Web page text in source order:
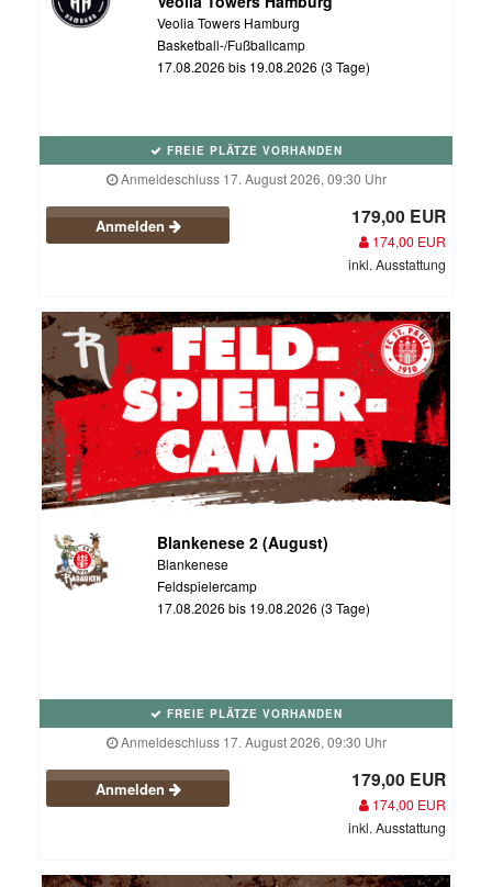
Veolia Towers Hamburg
Basketball-/Fußballcamp
17.08.2026 bis 19.08.2026 (3 Tage)
FREIE PLÄTZE VORHANDEN
Anmeldeschluss 17. August 2026, 09:30 Uhr
Anmelden 179,00 EUR
174,00 EUR
inkl. Ausstattung
Blankenese 2 (August)
Blankenese
Feldspielercamp
17.08.2026 bis 19.08.2026 (3 Tage)
FREIE PLÄTZE VORHANDEN
Anmeldeschluss 17. August 2026, 09:30 Uhr
Anmelden 179,00 EUR
174,00 EUR
inkl. Ausstattung